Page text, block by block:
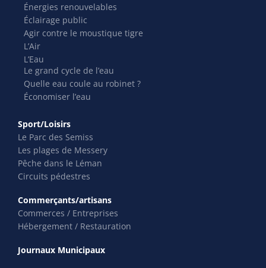
Énergies renouvelables
Éclairage public
Agir contre le moustique tigre
L’Air
L’Eau
Le grand cycle de l’eau
Quelle eau coule au robinet ?
Économiser l’eau
Sport/Loisirs
Le Parc des Semiss
Les plages de Messery
Pêche dans le Léman
Circuits pédestres
Commerçants/artisans
Commerces / Entreprises
Hébergement / Restauration
Journaux Municipaux